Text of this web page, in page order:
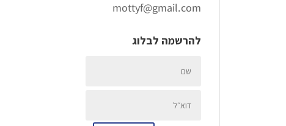
mottyf@gmail.com
להרשמה לבלוג